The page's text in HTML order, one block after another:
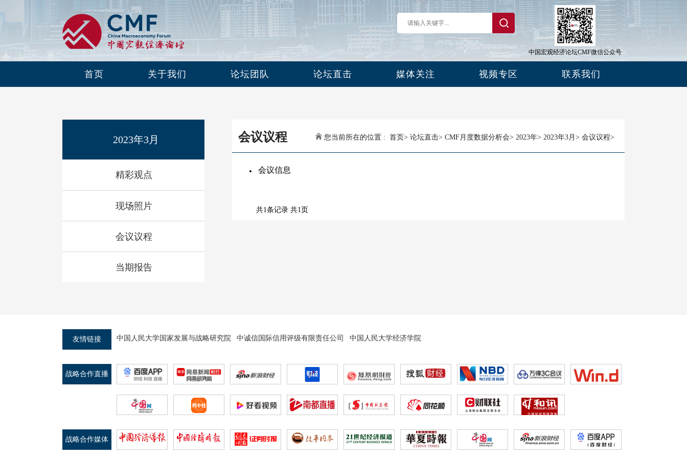
中国宏观经济论坛CMF微信公众号
首页 关于我们 论坛团队 论坛直击 媒体关注 视频专区 联系我们
2023年3月
精彩观点
现场照片
会议议程
当期报告
会议议程 您当前所在的位置 : 首页> 论坛直击> CMF月度数据分析会> 2023年> 2023年3月 > 会议议程>
会议信息
共1条记录 共1页
友情链接 中国人民大学国家发展与战略研究院 中诚信国际信用评级有限责任公司 中国人民大学经济学院
战略合作直播
战略合作媒体